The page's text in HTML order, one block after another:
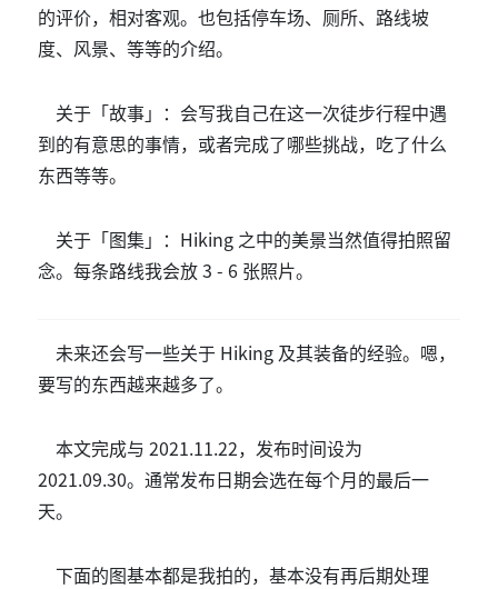
的评价，相对客观。也包括停车场、厕所、路线坡
度、风景、等等的介绍。
关于「故事」：会写我自己在这一次徒步行程中遇
到的有意思的事情，或者完成了哪些挑战，吃了什么
东西等等。
关于「图集」：Hiking 之中的美景当然值得拍照留
念。每条路线我会放 3 - 6 张照片。
未来还会写一些关于 Hiking 及其装备的经验。嗯，
要写的东西越来越多了。
本文完成与 2021.11.22，发布时间设为
2021.09.30。通常发布日期会选在每个月的最后一
天。
下面的图基本都是我拍的，基本没有再后期处理